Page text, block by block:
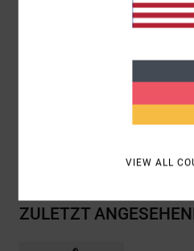
Mesh-Innentasche mit
Vertikale
Zusammensetzung
ZULETZT
VIEW ALL